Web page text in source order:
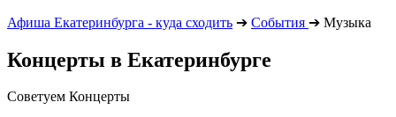
Афиша Екатеринбурга - куда сходить ➔ События ➔ Музыка
Концерты в Екатеринбурге
Советуем Концерты